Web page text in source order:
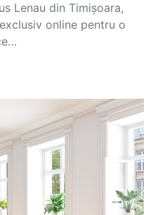
Lenau din Timișoara,
online pentru o